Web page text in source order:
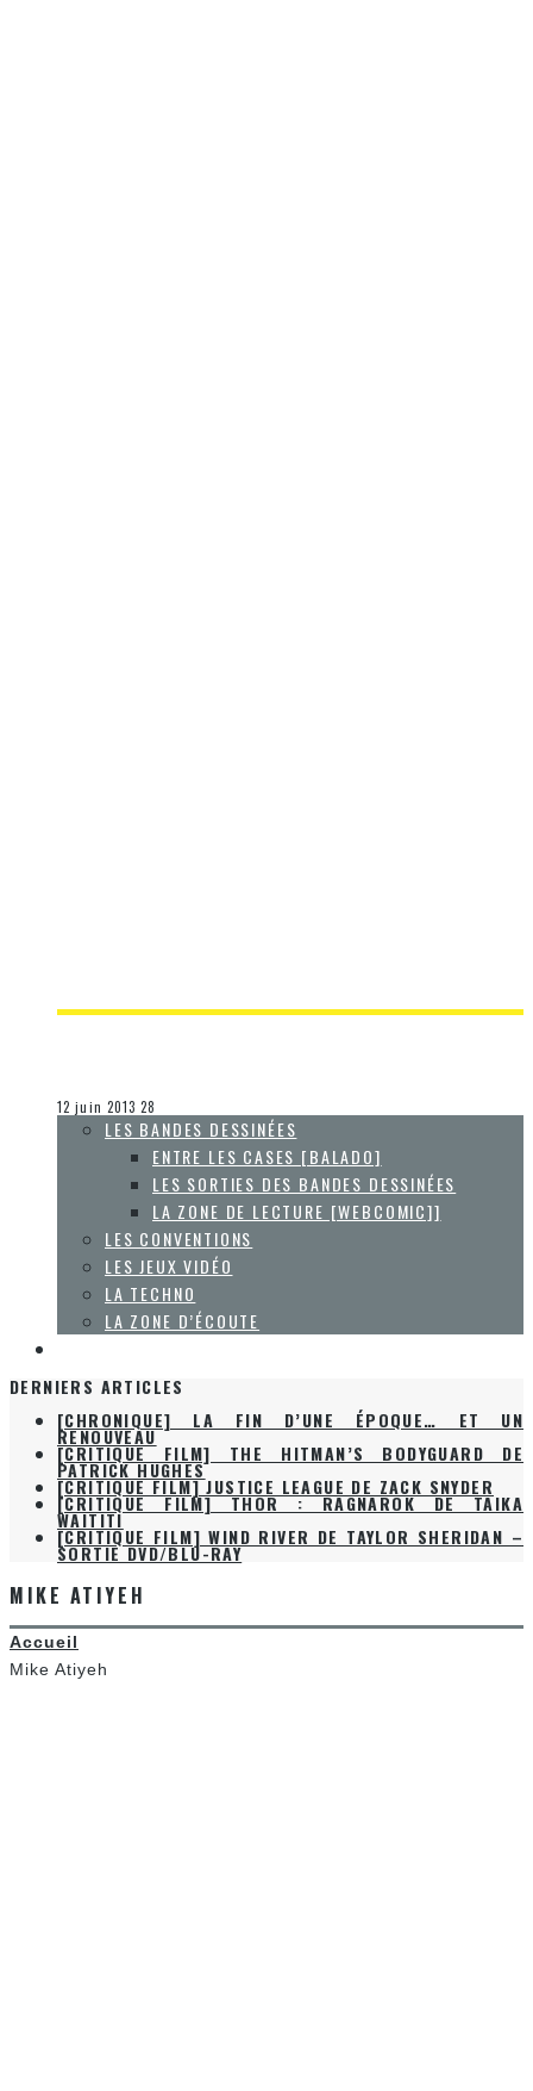
12 juin 2013 28
LES BANDES DESSINÉES
ENTRE LES CASES [BALADO]
LES SORTIES DES BANDES DESSINÉES
LA ZONE DE LECTURE [WEBCOMIC]]
LES CONVENTIONS
LES JEUX VIDÉO
LA TECHNO
LA ZONE D’ÉCOUTE
DERNIERS ARTICLES
[CHRONIQUE] LA FIN D’UNE ÉPOQUE… ET UN
RENOUVEAU
[CRITIQUE FILM] THE HITMAN’S BODYGUARD DE
PATRICK HUGHES
[CRITIQUE FILM] JUSTICE LEAGUE DE ZACK SNYDER
[CRITIQUE FILM] THOR : RAGNAROK DE TAIKA
WAITITI
[CRITIQUE FILM] WIND RIVER DE TAYLOR SHERIDAN –
SORTIE DVD/BLU-RAY
MIKE ATIYEH
Accueil
Mike Atiyeh